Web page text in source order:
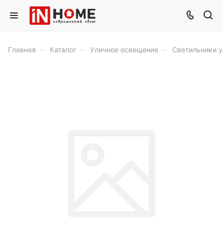
Главная – Каталог – Уличное освещение – Светильники